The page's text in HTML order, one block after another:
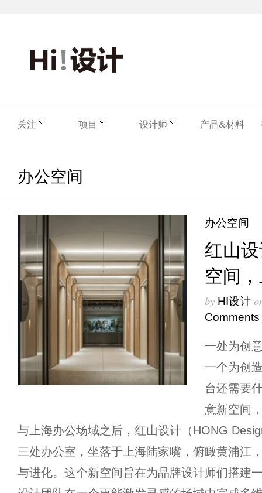
关注 项目 设计师 产品&材料
办公空间
办公空间
红山
空间
by HI设计
Comments
一处为创
一个为创
台还需要
意新空间
与上海办公场域之后，红山设计（HONG
三处办公室，坐落于上海陆家嘴，俯瞰黄浦江
与进化。这个新空间旨在为品牌设计师们搭建